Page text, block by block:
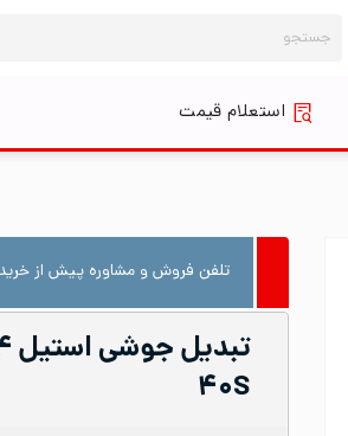
برای:
استعلام قیمت
تلفن فروش و مشاوره پیش از
۴۰S